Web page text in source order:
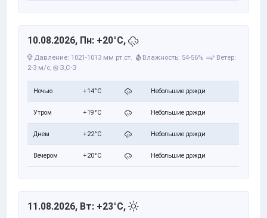
10.08.2026, Пн: +20°C,
Давление: 1021-1013 мм рт.ст. Влажность: 54-56%
Ветер:
2-3 м/с, З,С-З
Ночью +14°C Небольшие дожди
Утром +19°C Небольшие дожди
Днем +22°C Небольшие дожди
Вечером +20°C Небольшие дожди
11.08.2026, Вт: +23°C,